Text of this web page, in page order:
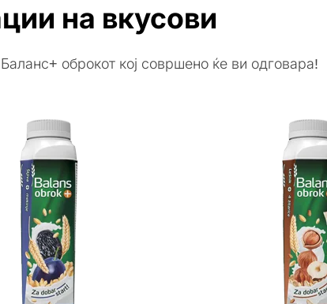
на вкусови
оброкот кој совршено ќе ви одговара!